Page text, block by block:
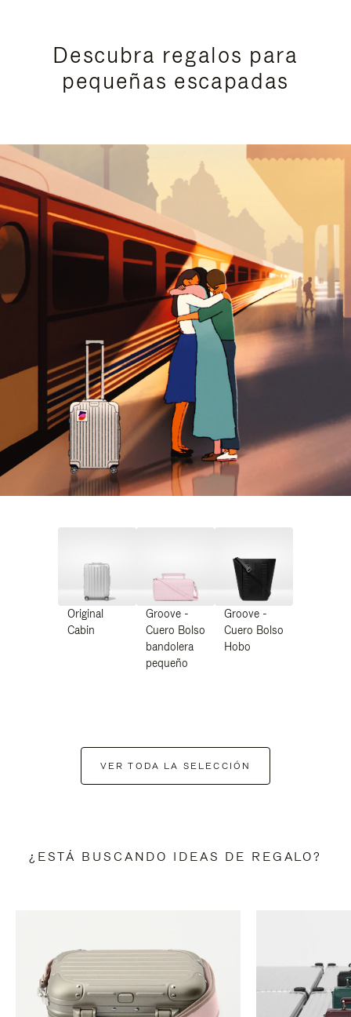
Descubra regalos para
pequeñas escapadas
Original
Cabin
Groove -
Cuero Bolso
bandolera
pequeño
Groove -
Cuero Bolso
Hobo
VER TODA LA SELECCIÓN
¿ESTÁ BUSCANDO IDEAS DE REGALO?